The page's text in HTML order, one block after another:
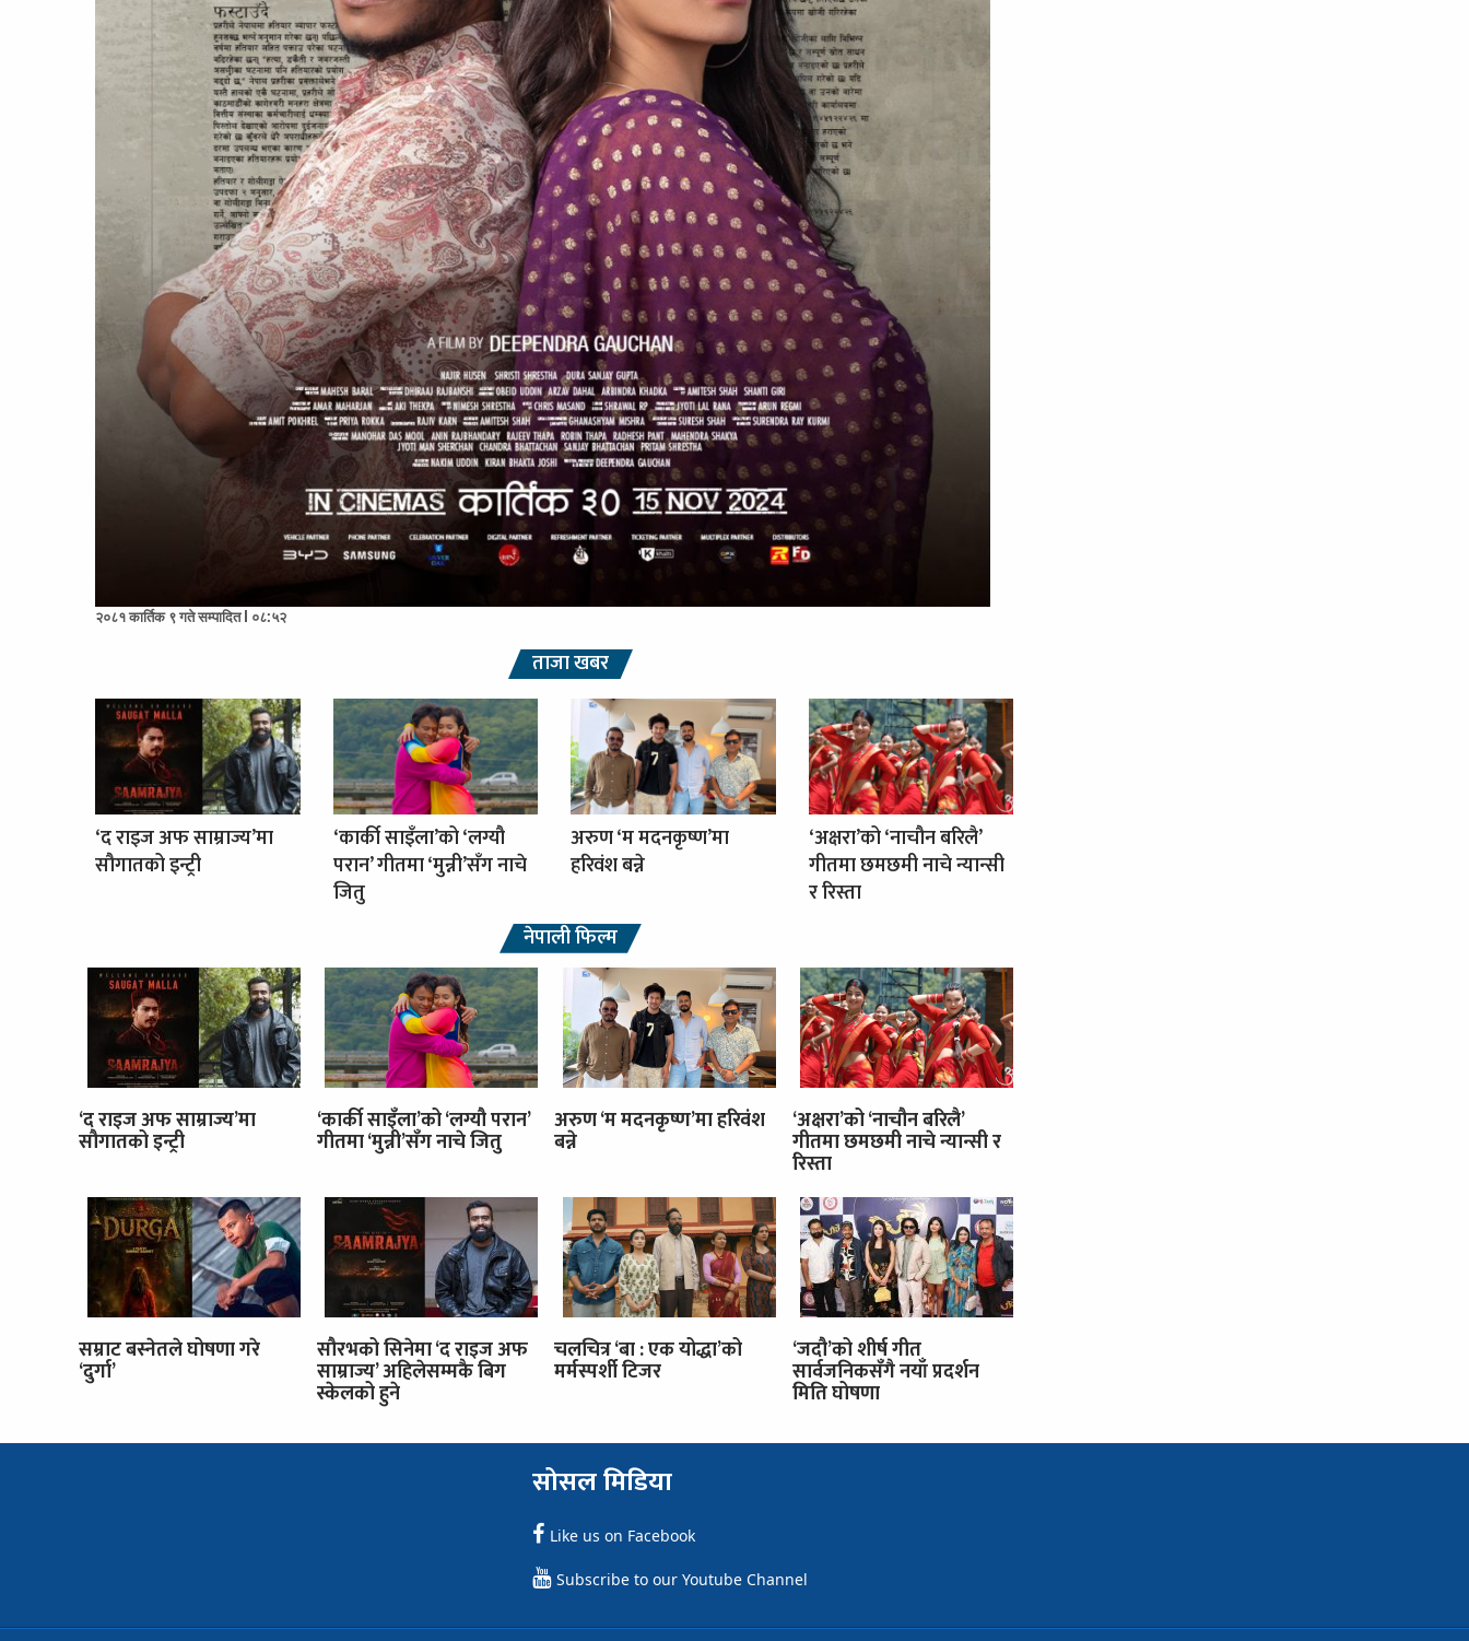
२०८१ कार्तिक ९ गते सम्पादित l ०८:५२
ताजा खबर
‘द राइज अफ साम्राज्य’मा
सौगातको इन्ट्री
‘कार्की साइँला’को ‘लग्यौ
परान’ गीतमा ‘मुन्नी’सँग नाचे
जितु
अरुण ‘म मदनकृष्ण’मा
हरिवंश बन्ने
‘अक्षरा’को ‘नाचौन बरिलै’
गीतमा छमछमी नाचे न्यान्सी
र रिस्ता
नेपाली फिल्म
‘द राइज अफ साम्राज्य’मा
सौगातको इन्ट्री
‘कार्की साइँला’को ‘लग्यौ परान’
गीतमा ‘मुन्नी’सँग नाचे जितु
अरुण ‘म मदनकृष्ण’मा हरिवंश
बन्ने
‘अक्षरा’को ‘नाचौन बरिलै’
गीतमा छमछमी नाचे न्यान्सी र
रिस्ता
सम्राट बस्नेतले घोषणा गरे
‘दुर्गा’
सौरभको सिनेमा ‘द राइज अफ
साम्राज्य’ अहिलेसम्मकै बिग
स्केलको हुने
चलचित्र ‘बा : एक योद्धा’को
मर्मस्पर्शी टिजर
‘जदौ’को शीर्ष गीत
सार्वजनिकसँगै नयाँ प्रदर्शन
मिति घोषणा
सोसल मिडिया
Like us on Facebook
Subscribe to our Youtube Channel